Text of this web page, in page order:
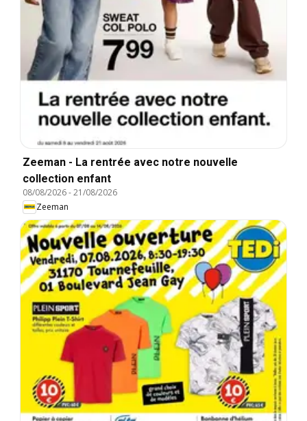
Zeeman - La rentrée avec notre nouvelle
collection enfant
08/08/2026-21/08/2026
Zeeman